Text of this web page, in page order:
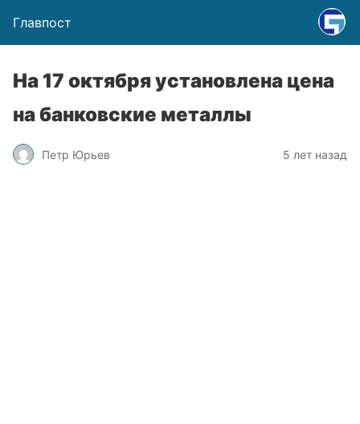
Главпост
На 17 октября установлена цена
на банковские металлы
Петр Юрьев 5 лет назад